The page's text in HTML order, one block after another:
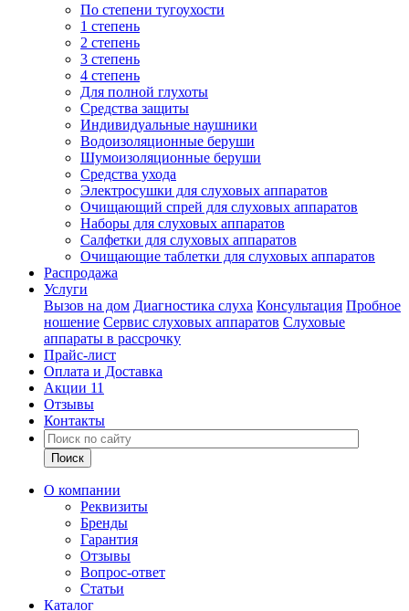
По степени тугоухости
1 степень
2 степень
3 степень
4 степень
Для полной глухоты
Средства защиты
Индивидуальные наушники
Водоизоляционные беруши
Шумоизоляционные беруши
Средства ухода
Электросушки для слуховых аппаратов
Очищающий спрей для слуховых аппаратов
Наборы для слуховых аппаратов
Салфетки для слуховых аппаратов
Очищающие таблетки для слуховых аппаратов
Распродажа
Услуги
Вызов на дом Диагностика слуха Консультация Пробное
ношение Сервис слуховых аппаратов Слуховые
аппараты в рассрочку
Прайс-лист
Оплата и Доставка
Акции 11
Отзывы
Контакты
О компании
Реквизиты
Бренды
Гарантия
Отзывы
Вопрос-ответ
Статьи
Каталог